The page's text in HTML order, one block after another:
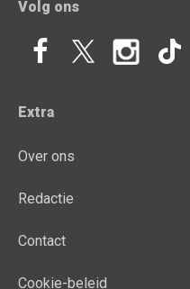
Volg ons
Extra
Over ons
Redactie
Contact
Cookie-beleid